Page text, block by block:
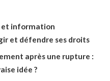
et information
et défendre ses droits
après une rupture :
idée ?